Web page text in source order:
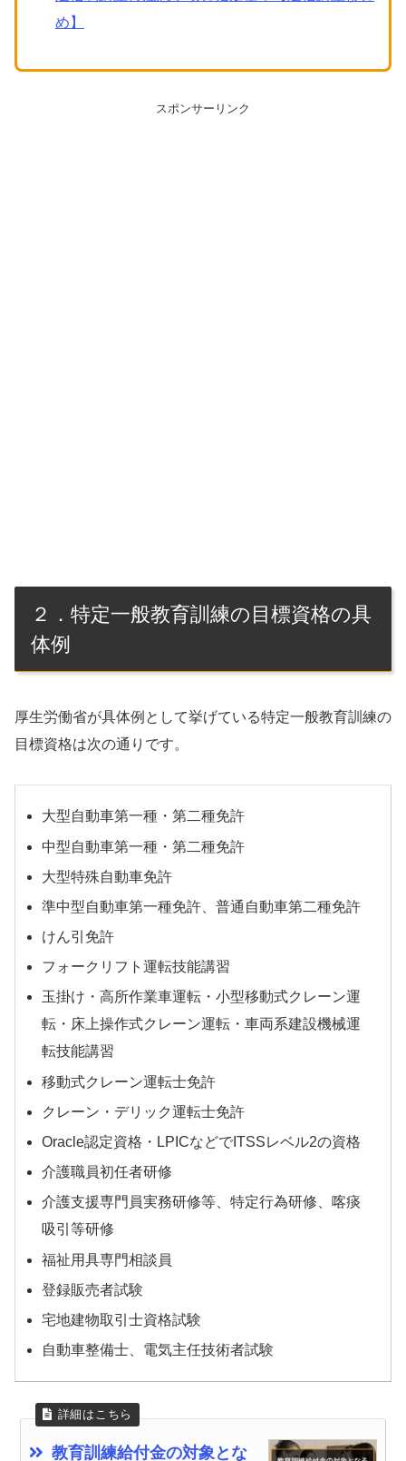
め】
スポンサーリンク
２．特定一般教育訓練の目標資格の具
体例
厚生労働省が具体例として挙げている特定一般教育訓練の
目標資格は次の通りです。
大型自動車第一種・第二種免許
中型自動車第一種・第二種免許
大型特殊自動車免許
準中型自動車第一種免許、普通自動車第二種免許
けん引免許
フォークリフト運転技能講習
玉掛け・高所作業車運転・小型移動式クレーン運
転・床上操作式クレーン運転・車両系建設機械運
転技能講習
移動式クレーン運転士免許
クレーン・デリック運転士免許
Oracle認定資格・LPICなどでITSSレベル2の資格
介護職員初任者研修
介護支援専門員実務研修等、特定行為研修、喀痰
吸引等研修
福祉用具専門相談員
登録販売者試験
宅地建物取引士資格試験
自動車整備士、電気主任技術者試験
教育訓練給付金の対象とな